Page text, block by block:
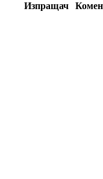
Изпращач